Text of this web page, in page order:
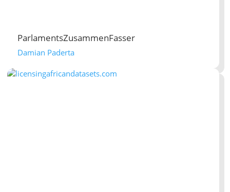
ParlamentsZusammenFasser
Damian Paderta